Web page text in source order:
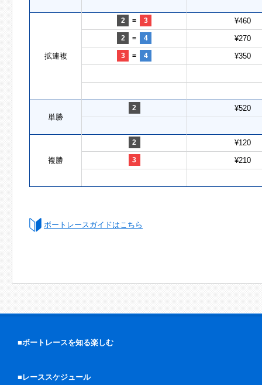
拡連複
2 = 3 ¥460
2 = 4 ¥270
3 = 4 ¥350
単勝
2 ¥520
複勝
2 ¥120
3 ¥210
ボートレースガイドはこちら
■ボートレースを知る楽しむ
■レーススケジュール